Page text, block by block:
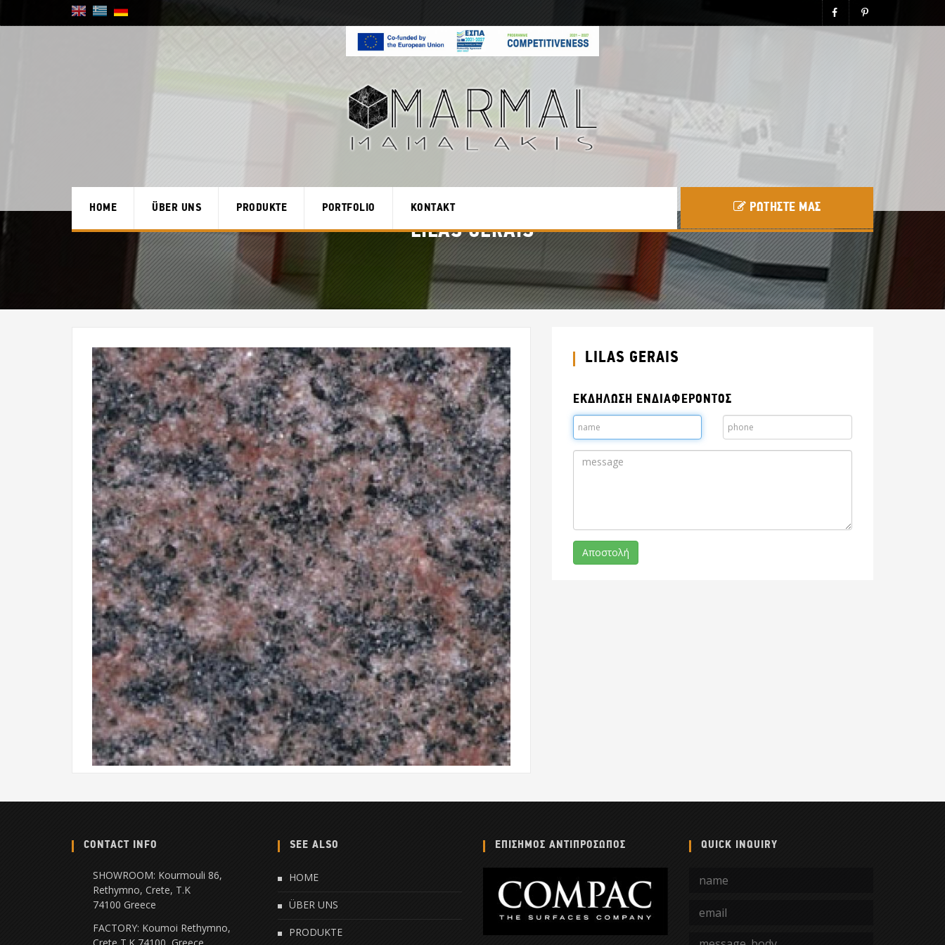
HOME ÜBER UNS PRODUKTE PORTFOLIO KONTAKT ΡΩΤΗΣΤΕ ΜΑΣ
LILAS GERAIS
LILAS GERAIS
ΕΚΔΗΛΩΣΗ ΕΝΔΙΑΦΕΡΟΝΤΟΣ
CONTACT INFO
SHOWROOM: Kourmouli 86,
Rethymno, Crete, Τ.Κ
74100 Greece
FACTORY: Koumoi Rethymno,
Crete Τ.Κ 74100, Greece
SEE ALSO
HOME
ÜBER UNS
PRODUKTE
ΕΠΙΣΗΜΟΣ ΑΝΤΙΠΡΟΣΩΠΟΣ QUICK INQUIRY